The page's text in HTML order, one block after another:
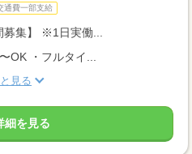
通費一部支給
募集】 ※1日実働...
OK ・フルタイ...
見る
細を見る